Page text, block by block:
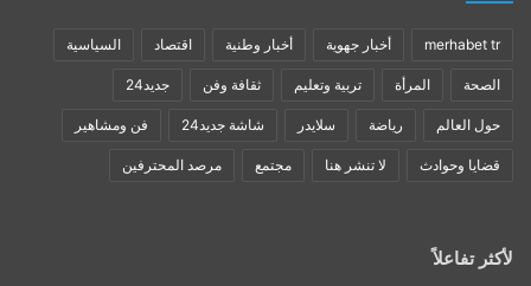
merhabet tr أخبار جهوية أخبار وطنية اقتصاد السياسية
الصحة المرأة تربية وتعليم ثقافة وفن جديد24
حول العالم رياضة سلايدر شاشة جديد24 فن ومشاهير
قضايا وحوادث لا تنشر هنا مجتمع مرصد المحترفين
لأكثر تفاعلاً